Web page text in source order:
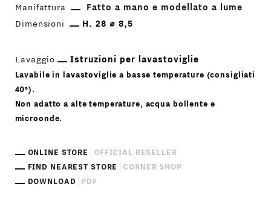
Manifattura
Fatto a mano e modellato a lume
Dimensioni
H. 28 ⌀ 8,5
Lavaggio Istruzioni per lavastoviglie
Lavabile in lavastoviglie a basse temperature (consigliati
40°).
Non adatto a alte temperature, acqua bollente e
microonde.
ONLINE STORE
OFFICIAL RESELLER
FIND NEAREST STORE
CORNER SHOP
DOWNLOAD
PDF